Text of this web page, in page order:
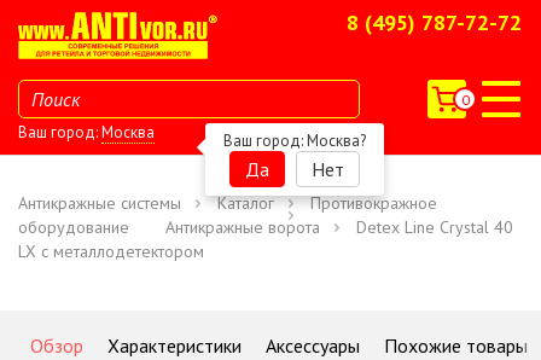
8 (495) 787-72-72
0
Ваш город:Москва Ваш город:Москва?
Да Нет
Антикражные системы Каталог
Противокражное
оборудование
Антикражные ворота
Detex Line Crystal 40
LX c металлодетектором
Обзор Характеристики Аксессуары Похожие товары